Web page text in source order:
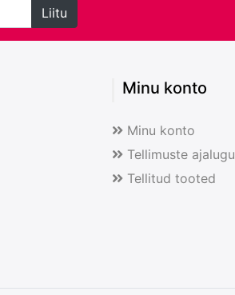
Liitu
Minu konto
Minu konto
Tellimuste ajalugu
Tellitud tooted